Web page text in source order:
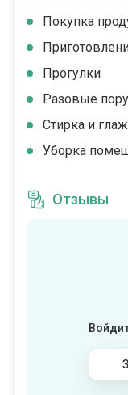
Покупка
Прогулки
Разовые
Стирка и
Уборка
Отзывы